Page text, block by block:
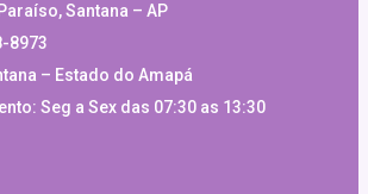
Santana – AP
8973
– Estado do Amapá
Seg a Sex das 07:30 as 13:30